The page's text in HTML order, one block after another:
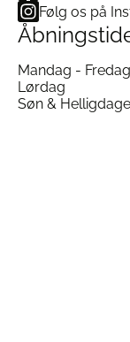
Følg os på
Mandag - Fredag
Lørdag
Søn & Helligdage